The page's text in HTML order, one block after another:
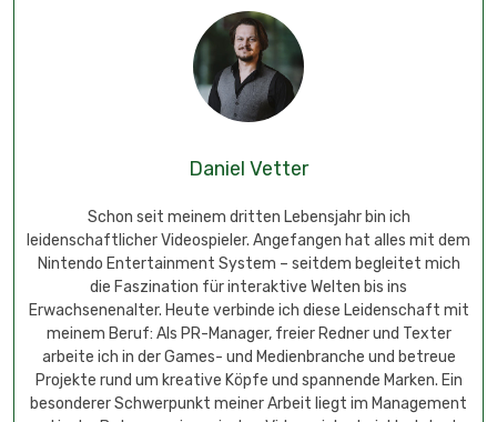
Daniel Vetter
Schon seit meinem dritten Lebensjahr bin ich
leidenschaftlicher Videospieler. Angefangen hat alles mit dem
Nintendo Entertainment System – seitdem begleitet mich
die Faszination für interaktive Welten bis ins
Erwachsenenalter. Heute verbinde ich diese Leidenschaft mit
meinem Beruf: Als PR-Manager, freier Redner und Texter
arbeite ich in der Games- und Medienbranche und betreue
Projekte rund um kreative Köpfe und spannende Marken. Ein
besonderer Schwerpunkt meiner Arbeit liegt im Management